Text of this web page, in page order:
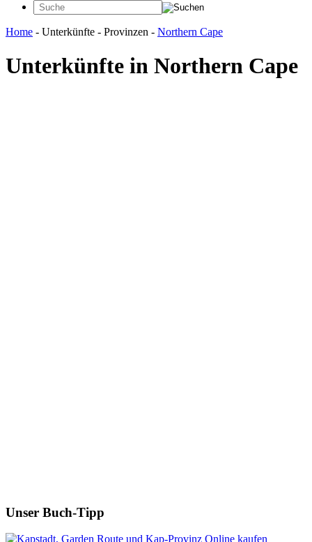
Home - Unterkünfte - Provinzen - Northern Cape
Unterkünfte in Northern Cape
Unser Buch-Tipp